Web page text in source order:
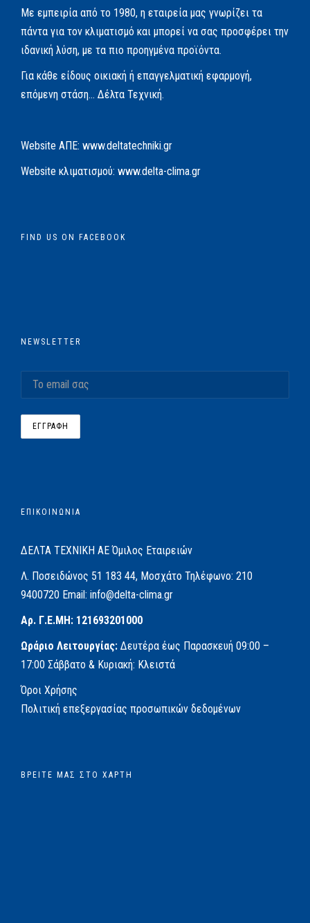
Με εμπειρία από το 1980, η εταιρεία μας γνωρίζει τα
πάντα για τον κλιματισμό και μπορεί να σας προσφέρει την
ιδανική λύση, με τα πιο προηγμένα προϊόντα.
Για κάθε είδους οικιακή ή επαγγελματική εφαρμογή,
επόμενη στάση… Δέλτα Τεχνική.
Website AΠΕ: www.deltatechniki.gr
Website κλιματισμού: www.delta-clima.gr
FIND US ON FACEBOOK
NEWSLETTER
ΕΠΙΚΟΙΝΩΝΙΑ
ΔΕΛΤΑ ΤΕΧΝΙΚΗ ΑΕΌμιλος Εταιρειών
Λ. Ποσειδώνος 51 183 44, Μοσχάτο Τηλέφωνο: 210
9400720 Email: info@delta-clima.gr
Αρ. Γ.Ε.ΜΗ: 121693201000
Ωράριο Λειτουργίας: Δευτέρα έως Παρασκευή 09:00 –
17:00 Σάββατο & Κυριακή: Κλειστά
Όροι Χρήσης
Πολιτική επεξεργασίας προσωπικών δεδομένων
ΒΡΕΊΤΕ ΜΑΣ ΣΤΟ ΧΆΡΤΗ